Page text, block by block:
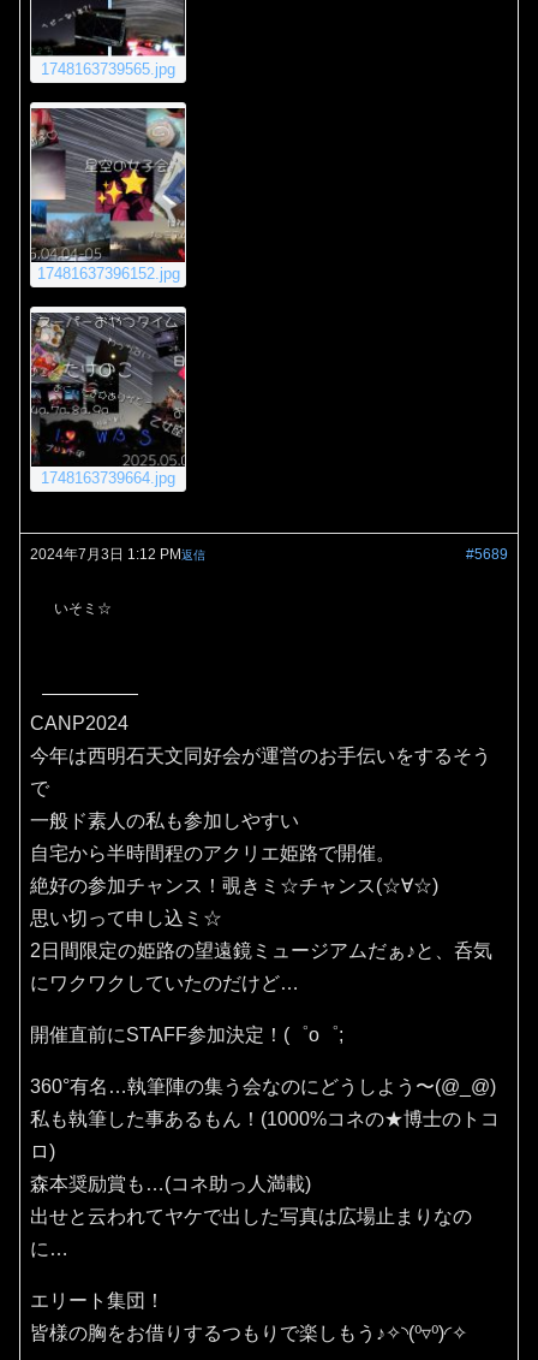
1748163739565.jpg
17481637396152.jpg
1748163739664.jpg
2024年7月3日 1:12 PM #5689
返信
いそミ☆
CANP2024
今年は西明石天文同好会が運営のお手伝いをするそう
で
一般ド素人の私も参加しやすい
自宅から半時間程のアクリエ姫路で開催。
絶好の参加チャンス！覗きミ☆チャンス(⁠☆⁠∀☆⁠)
思い切って申し込ミ☆
2日間限定の姫路の望遠鏡ミュージアムだぁ♪と、呑気
にワクワクしていたのだけど…
開催直前にSTAFF参加決定！(⁠゜⁠o⁠゜⁠;
360°有名…執筆陣の集う会なのにどうしよう〜(⁠@⁠_⁠@⁠)
私も執筆した事あるもん！(1000%コネの★博士のトコ
ロ)
森本奨励賞も…(コネ助っ人満載)
出せと云われてヤケで出した写真は広場止まりなの
に…
エリート集団！
皆様の胸をお借りするつもりで楽しもう♪✧⁠◝⁠(⁠⁰⁠▿⁠⁰⁠)⁠◜⁠✧